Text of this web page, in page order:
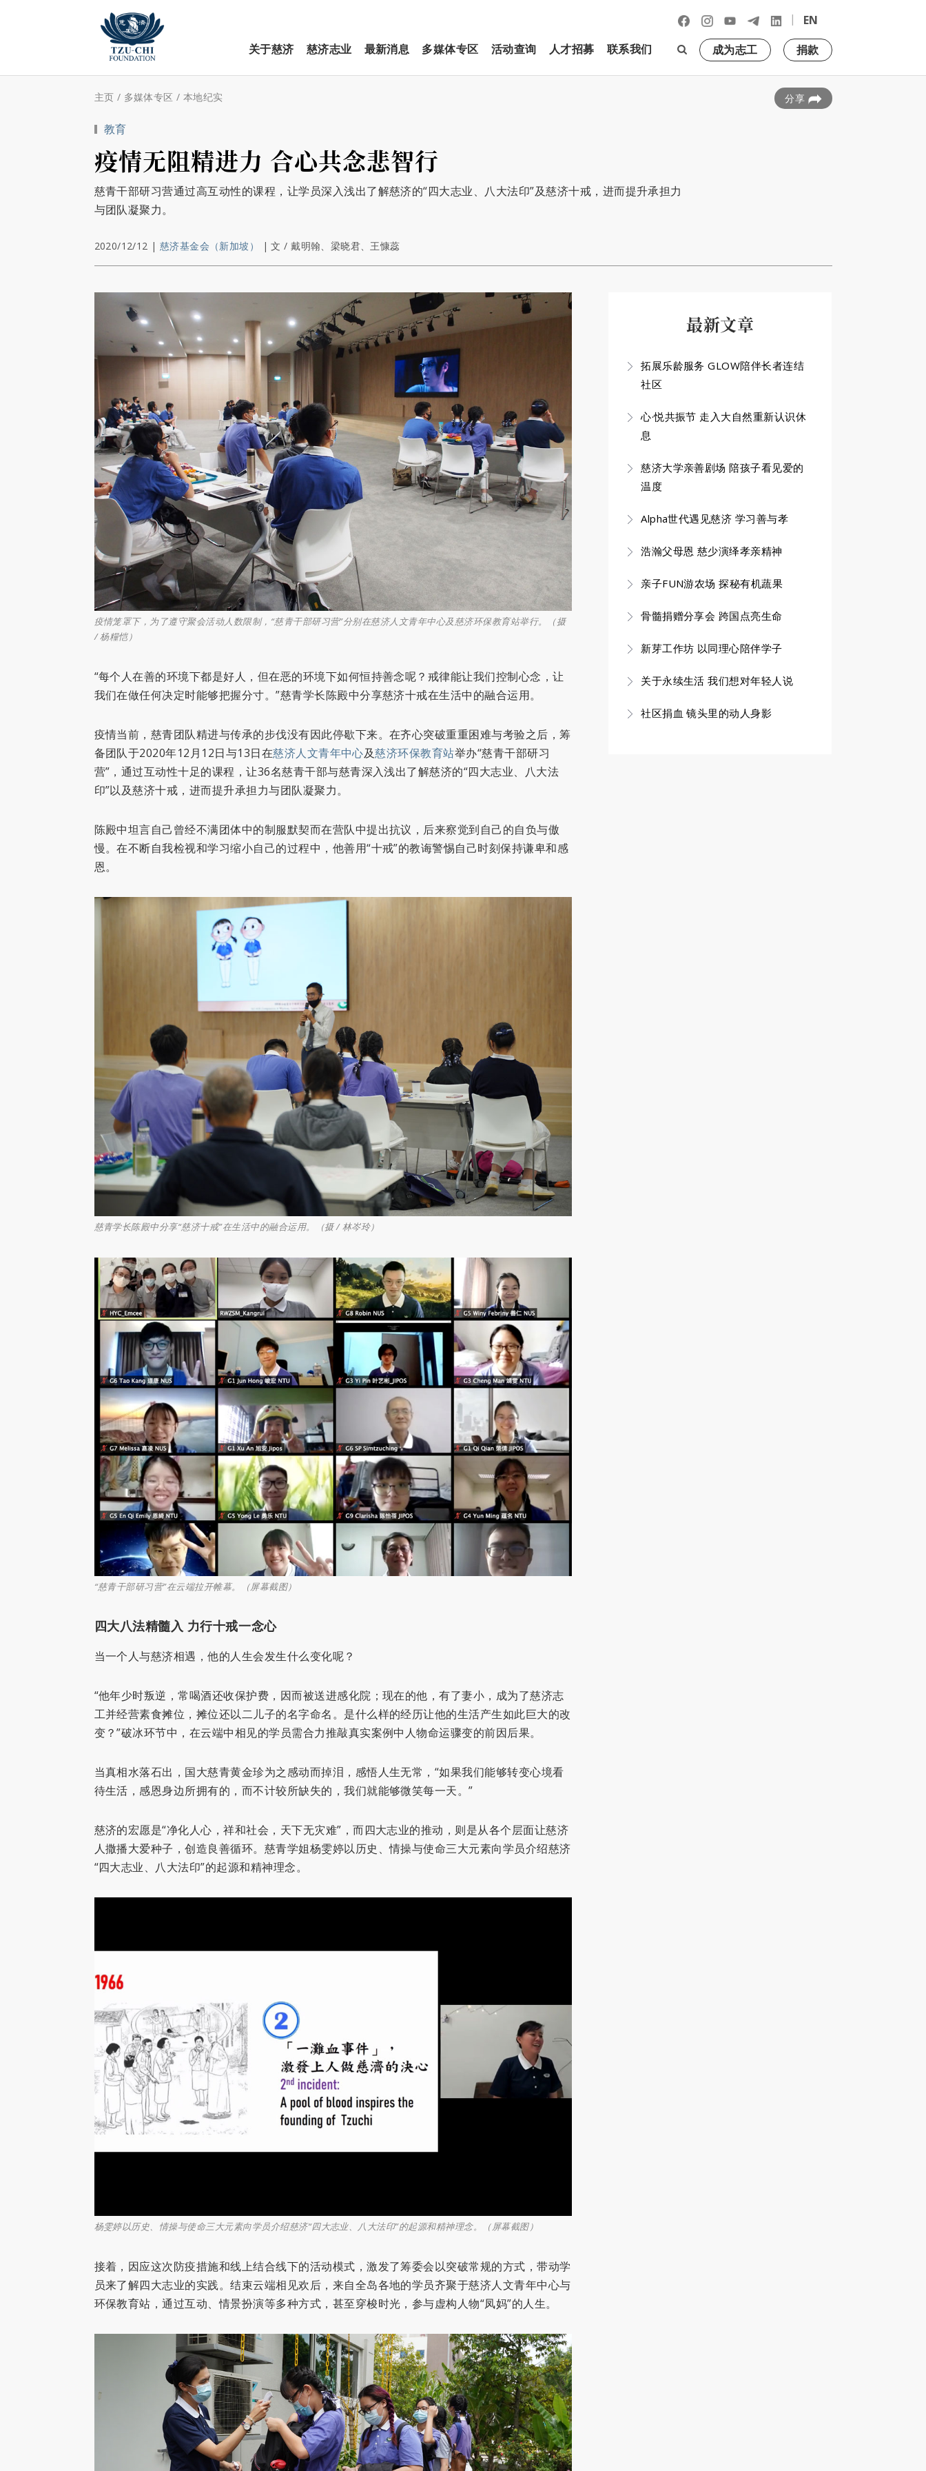
|
EN
关于慈济
慈济志业 最新消息 多媒体专区 活动查询 人才招募 联系我们 成为志工 捐款
主页 / 多媒体专区 / 本地纪实 分享
教育
疫情无阻精进力 合心共念悲智行
慈青干部研习营通过高互动性的课程，让学员深入浅出了解慈济的“四大志业、八大法印”及慈济十戒，进而提升承担力
与团队凝聚力。
2020/12/12 | 慈济基金会（新加坡） |文 / 戴明翰、梁晓君、王慷蕊
疫情笼罩下，为了遵守聚会活动人数限制，“慈青干部研习营”分别在慈济人文青年中心及慈济环保教育站举行。（摄
/ 杨糧恺）
“每个人在善的环境下都是好人，但在恶的环境下如何恒持善念呢？戒律能让我们控制心念，让
我们在做任何决定时能够把握分寸。”慈青学长陈殿中分享慈济十戒在生活中的融合运用。
疫情当前，慈青团队精进与传承的步伐没有因此停歇下来。在齐心突破重重困难与考验之后，筹
备团队于2020年12月12日与13日在慈济人文青年中心及慈济环保教育站举办“慈青干部研习
营”，通过互动性十足的课程，让36名慈青干部与慈青深入浅出了解慈济的“四大志业、八大法
印”以及慈济十戒，进而提升承担力与团队凝聚力。
陈殿中坦言自己曾经不满团体中的制服默契而在营队中提出抗议，后来察觉到自己的自负与傲
慢。在不断自我检视和学习缩小自己的过程中，他善用“十戒”的教诲警惕自己时刻保持谦卑和感
恩。
慈青学长陈殿中分享“慈济十戒”在生活中的融合运用。（摄 / 林岑玲）
“慈青干部研习营”在云端拉开帷幕。（屏幕截图）
四大八法精髓入 力行十戒一念心
当一个人与慈济相遇，他的人生会发生什么变化呢？
“他年少时叛逆，常喝酒还收保护费，因而被送进感化院；现在的他，有了妻小，成为了慈济志
工并经营素食摊位，摊位还以二儿子的名字命名。是什么样的经历让他的生活产生如此巨大的改
变？”破冰环节中，在云端中相见的学员需合力推敲真实案例中人物命运骤变的前因后果。
当真相水落石出，国大慈青黄金珍为之感动而掉泪，感悟人生无常，“如果我们能够转变心境看
待生活，感恩身边所拥有的，而不计较所缺失的，我们就能够微笑每一天。”
慈济的宏愿是“净化人心，祥和社会，天下无灾难”，而四大志业的推动，则是从各个层面让慈济
人撒播大爱种子，创造良善循环。慈青学姐杨雯婷以历史、情操与使命三大元素向学员介绍慈济
“四大志业、八大法印”的起源和精神理念。
杨雯婷以历史、情操与使命三大元素向学员介绍慈济“四大志业、八大法印”的起源和精神理念。（屏幕截图）
接着，因应这次防疫措施和线上结合线下的活动模式，激发了筹委会以突破常规的方式，带动学
员来了解四大志业的实践。结束云端相见欢后，来自全岛各地的学员齐聚于慈济人文青年中心与
环保教育站，通过互动、情景扮演等多种方式，甚至穿梭时光，参与虚构人物“凤妈”的人生。
最新文章
拓展乐龄服务 GLOW陪伴长者连结
社区
心·悦共振节 走入大自然重新认识休
息
慈济大学亲善剧场 陪孩子看见爱的
温度
Alpha世代遇见慈济 学习善与孝
浩瀚父母恩 慈少演绎孝亲精神
亲子FUN游农场 探秘有机蔬果
骨髓捐赠分享会 跨国点亮生命
新芽工作坊 以同理心陪伴学子
关于永续生活 我们想对年轻人说
社区捐血 镜头里的动人身影